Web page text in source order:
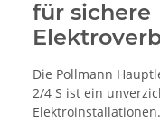
für sichere
Die Pollmann
2/4 S ist ein
Elektroinstallationen.